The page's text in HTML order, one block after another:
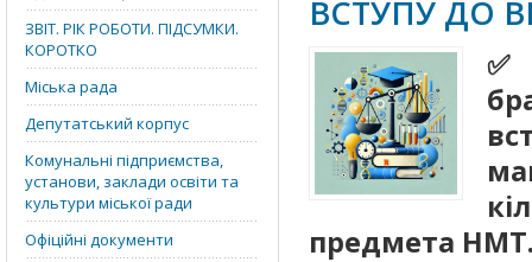
ЗВІТ. РІК РОБОТИ. ПІДСУМКИ.
КОРОТКО
Міська рада
Депутатський корпус
Комунальні підприємства,
установи, заклади освіти та
культури міської ради
Офіційні документи
ВСТУПУ ДО
✅
предмета